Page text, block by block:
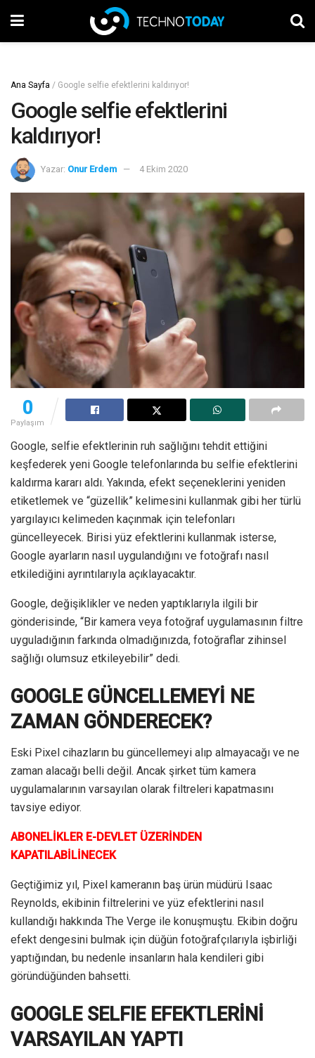
Ana Sayfa / Google selfie efektlerini kaldırıyor!
Google selfie efektlerini
kaldırıyor!
Yazar: Onur Erdem 4 Ekim 2020
0
Paylaşım
Google, selfie efektlerinin ruh sağlığını tehdit ettiğini
keşfederek yeni Google telefonlarında bu selfie efektlerini
kaldırma kararı aldı. Yakında, efekt seçeneklerini yeniden
etiketlemek ve “güzellik” kelimesini kullanmak gibi her türlü
yargılayıcı kelimeden kaçınmak için telefonları
güncelleyecek. Birisi yüz efektlerini kullanmak isterse,
Google ayarların nasıl uygulandığını ve fotoğrafı nasıl
etkilediğini ayrıntılarıyla açıklayacaktır.
Google, değişiklikler ve neden yaptıklarıyla ilgili bir
gönderisinde, “Bir kamera veya fotoğraf uygulamasının filtre
uyguladığının farkında olmadığınızda, fotoğraflar zihinsel
sağlığı olumsuz etkileyebilir” dedi.
GOOGLE GÜNCELLEMEYİ NE
ZAMAN GÖNDERECEK?
Eski Pixel cihazların bu güncellemeyi alıp almayacağı ve ne
zaman alacağı belli değil. Ancak şirket tüm kamera
uygulamalarının varsayılan olarak filtreleri kapatmasını
tavsiye ediyor.
ABONELİKLER E-DEVLET ÜZERİNDEN
KAPATILABİLİNECEK
Geçtiğimiz yıl, Pixel kameranın baş ürün müdürü Isaac
Reynolds, ekibinin filtrelerini ve yüz efektlerini nasıl
kullandığı hakkında The Verge ile konuşmuştu. Ekibin doğru
efekt dengesini bulmak için düğün fotoğrafçılarıyla işbirliği
yaptığından, bu nedenle insanların hala kendileri gibi
göründüğünden bahsetti.
GOOGLE SELFIE EFEKTLERİNİ
VARSAYILAN YAPTI